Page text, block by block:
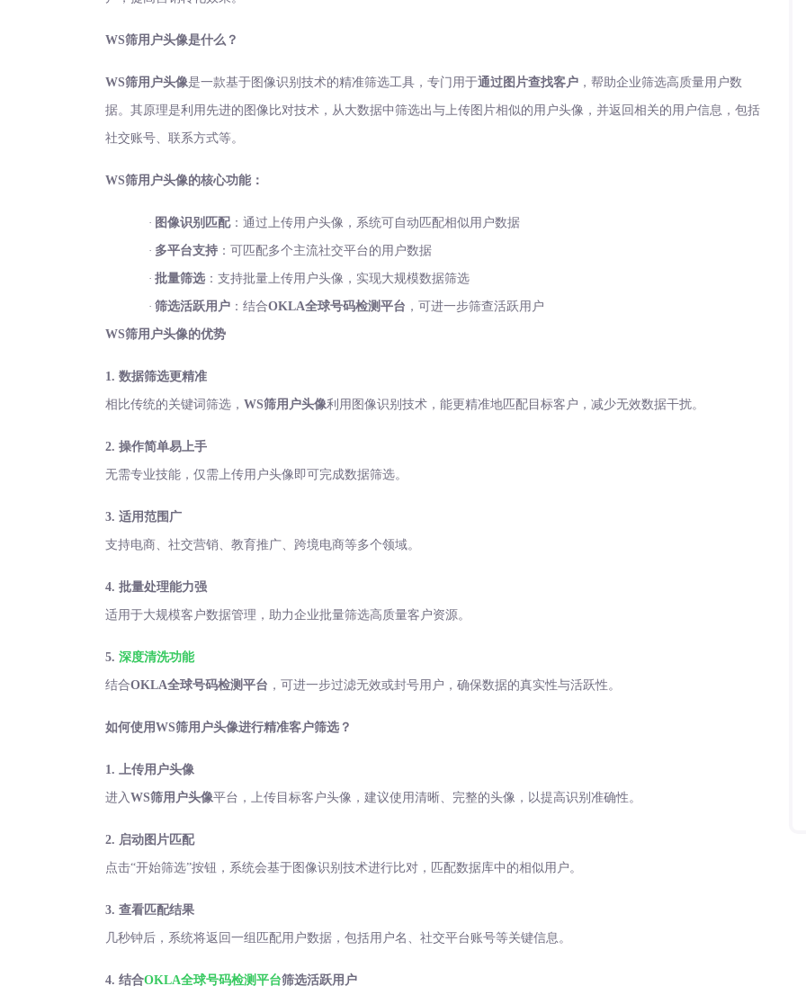
WS筛用户头像是什么？
WS筛用户头像是一款基于图像识别技术的精准筛选工具，专门用于通过图片查找客户 ，帮助企业筛选高质量用户数
据。其原理是利用先进的图像比对技术，从大数据中筛选出与上传图片相似的用户头像，并返回相关的用户信息，包括
社交账号、联系方式等。
WS筛用户头像的核心功能：
· 图像识别匹配：通过上传用户头像，系统可自动匹配相似用户数据
· 多平台支持 ：可匹配多个主流社交平台的用户数据
· 批量筛选 ：支持批量上传用户头像，实现大规模数据筛选
· 筛选活跃用户 ：结合OKLA全球号码检测平台 ，可进一步筛查活跃用户
WS筛用户头像的优势
1. 数据筛选更精准
相比传统的关键词筛选， WS筛用户头像利用图像识别技术，能更精准地匹配目标客户，减少无效数据干扰。
2. 操作简单易上手
无需专业技能，仅需上传用户头像即可完成数据筛选。
3. 适用范围广
支持电商、社交营销、教育推广、跨境电商等多个领域。
4. 批量处理能力强
适用于大规模客户数据管理，助力企业批量筛选高质量客户资源。
5. 深度清洗功能
结合OKLA全球号码检测平台 ，可进一步过滤无效或封号用户，确保数据的真实性与活跃性。
如何使用WS筛用户头像进行精准客户筛选？
1. 上传用户头像
进入WS筛用户头像平台，上传目标客户头像，建议使用清晰、完整的头像，以提高识别准确性。
2. 启动图片匹配
点击“开始筛选”按钮，系统会基于图像识别技术进行比对，匹配数据库中的相似用户。
3. 查看匹配结果
几秒钟后，系统将返回一组匹配用户数据，包括用户名、社交平台账号等关键信息。
4. 结合OKLA全球号码检测平台筛选活跃用户